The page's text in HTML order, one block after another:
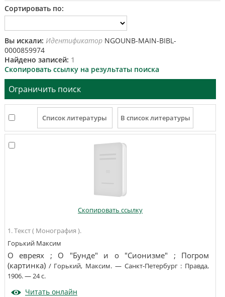
Сортировать по:
Вы искали: ИдентификаторNGOUNB-MAIN-BIBL-
0000859974
Найдено записей: 1
Скопировать ссылку на результаты поиска
Ограничить поиск
Скопировать ссылку
1. Текст ( Монография ).
Горький Максим
О евреях ; О "Бунде" и о "Сионизме" ; Погром
(картинка) / Горький, Максим. —Санкт-Петербург : Правда,
1906. —24 с.
Читать онлайн